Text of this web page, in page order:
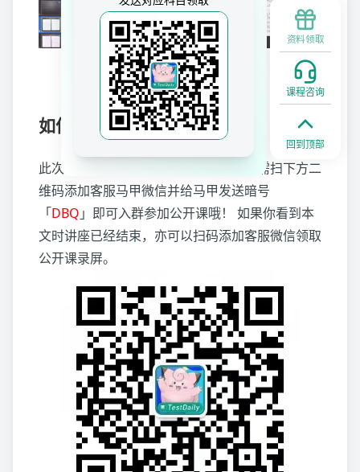
DBQ Student Sample
如何参加这次公开课？
此次公开课免费向同学们开放，大家只需扫下方二
维码添加客服马甲微信并给马甲发送暗号
「DBQ 」即可入群参加公开课哦！ 如果你看到本
文时讲座已经结束，亦可以扫码添加客服微信领取
公开课录屏。
资料领取
课程咨询
回到顶部